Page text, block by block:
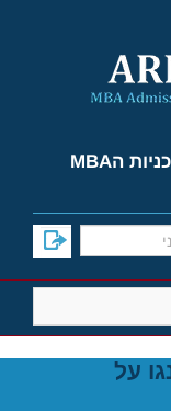
למד על אפשרויות הקבלה לתוכניות הMBA
על